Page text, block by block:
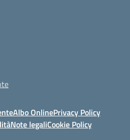
Albo OnlinePrivacy Policy
Note legaliCookie Policy